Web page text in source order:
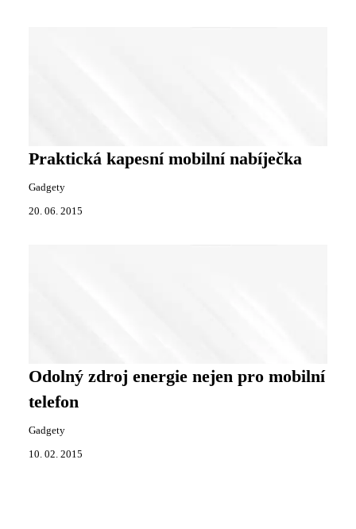
Praktická kapesní mobilní nabíječka
Gadgety
20. 06. 2015
Odolný zdroj energie nejen pro mobilní
telefon
Gadgety
10. 02. 2015